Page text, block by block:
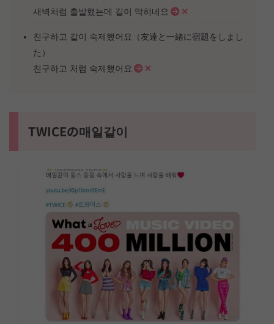
새벽처럼 출발했는데 길이 막히네요
✕
친구하고 같이 숙제했어요（友達と一緒に宿題をしまし
た）
친구하고 처럼 숙제했어요
✕
TWICEの매일같이